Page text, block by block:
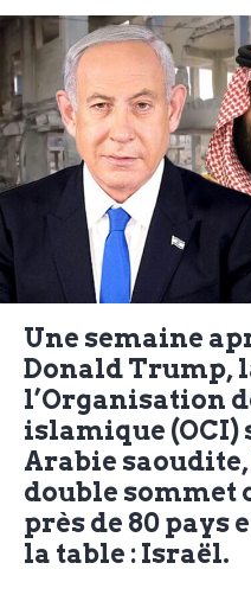
Une semaine
Donald Trump,
l’Organisation
islamique (OCI)
Arabie saoudite,
double
près de 80 pays
la table : Israël.